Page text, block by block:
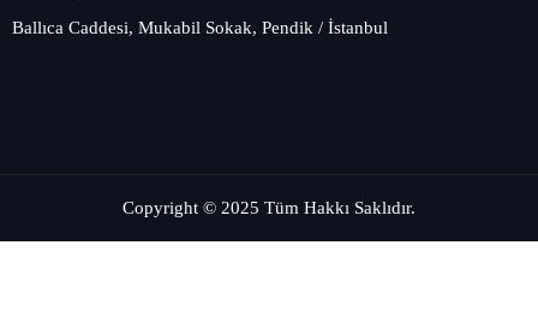
Ballıca Caddesi, Mukabil Sokak, Pendik / İstanbul
Copyright © 2025 Tüm Hakkı Saklıdır.